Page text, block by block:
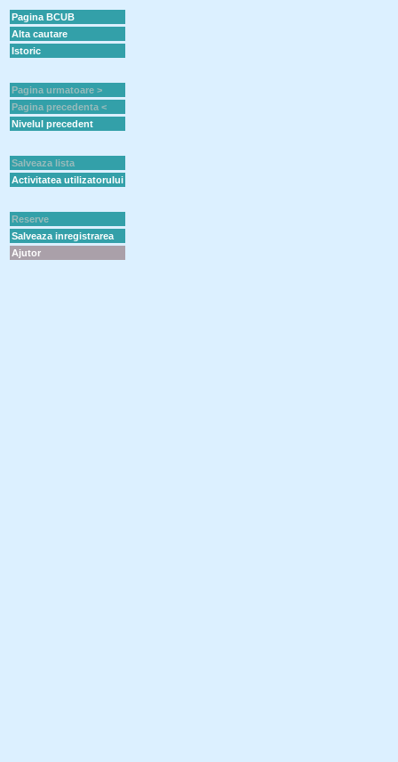
Pagina BCUB
Alta cautare
Istoric
Pagina urmatoare >
Pagina precedenta <
Nivelul precedent
Salveaza lista
Activitatea utilizatorului
Reserve
Salveaza inregistrarea
Ajutor